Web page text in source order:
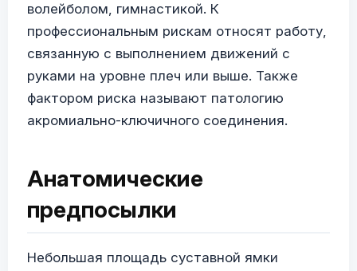
волейболом, гимнастикой. К
профессиональным рискам относят работу,
связанную с выполнением движений с
руками на уровне плеч или выше. Также
фактором риска называют патологию
акромиально-ключичного соединения.
Анатомические
предпосылки
Небольшая площадь суставной ямки